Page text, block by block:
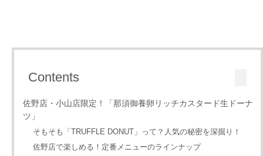
Contents
佐野店・小山店限定！「那須御養卵リッチカスタード生ドーナ
ツ」
そもそも「TRUFFLE DONUT」って？人気の秘密を深掘り！
佐野店で楽しめる！定番メニューのラインナップ